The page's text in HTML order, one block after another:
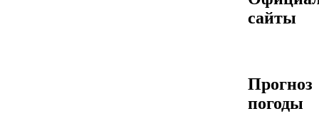
сайты
Прогноз
погоды